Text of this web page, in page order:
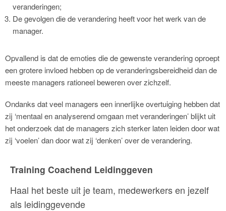
veranderingen;
De gevolgen die de verandering heeft voor het werk van de
manager.
Opvallend is dat de emoties die de gewenste verandering oproept
een grotere invloed hebben op de veranderingsbereidheid dan de
meeste managers rationeel beweren over zichzelf.
Ondanks dat veel managers een innerlijke overtuiging hebben dat
zij ‘mentaal en analyserend omgaan met veranderingen’ blijkt uit
het onderzoek dat de managers zich sterker laten leiden door wat
zij ‘voelen’ dan door wat zij ‘denken’ over de verandering.
Training Coachend Leidinggeven
Haal het beste uit je team, medewerkers en jezelf
als leidinggevende